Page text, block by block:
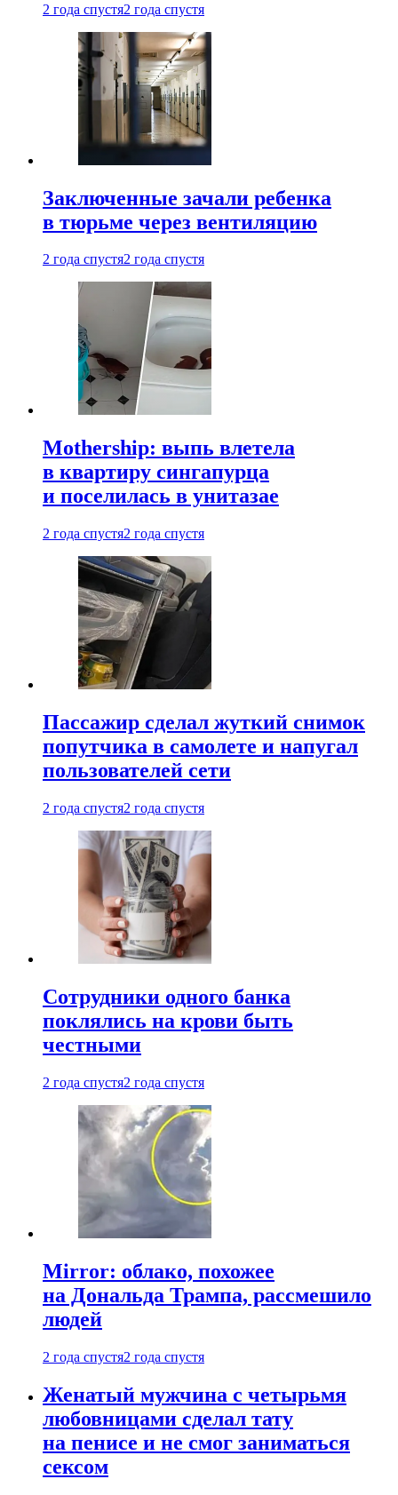
2 года спустя2 года спустя
Заключенные зачали ребенка
в тюрьме через вентиляцию
2 года спустя2 года спустя
Mothership: выпь влетела
в квартиру сингапурца
и поселилась в унитазае
2 года спустя2 года спустя
Пассажир сделал жуткий снимок
попутчика в самолете и напугал
пользователей сети
2 года спустя2 года спустя
Сотрудники одного банка
поклялись на крови быть
честными
2 года спустя2 года спустя
Mirror: облако, похожее
на Дональда Трампа, рассмешило
людей
2 года спустя2 года спустя
Женатый мужчина с четырьмя
любовницами сделал тату
на пенисе и не смог заниматься
сексом